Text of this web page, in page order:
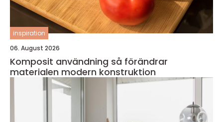
inspiration
06. August 2026
Komposit användning så förändrar
materialen modern konstruktion